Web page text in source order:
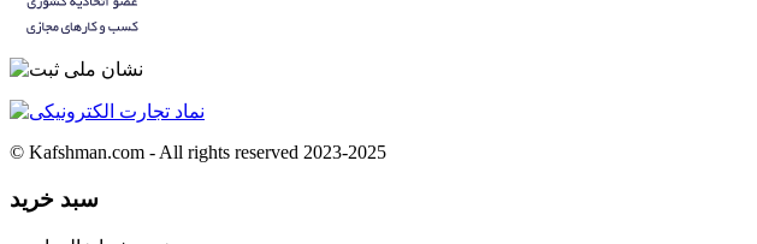
© Kafshman.com - All rights reserved 2023-2025
سبد خرید